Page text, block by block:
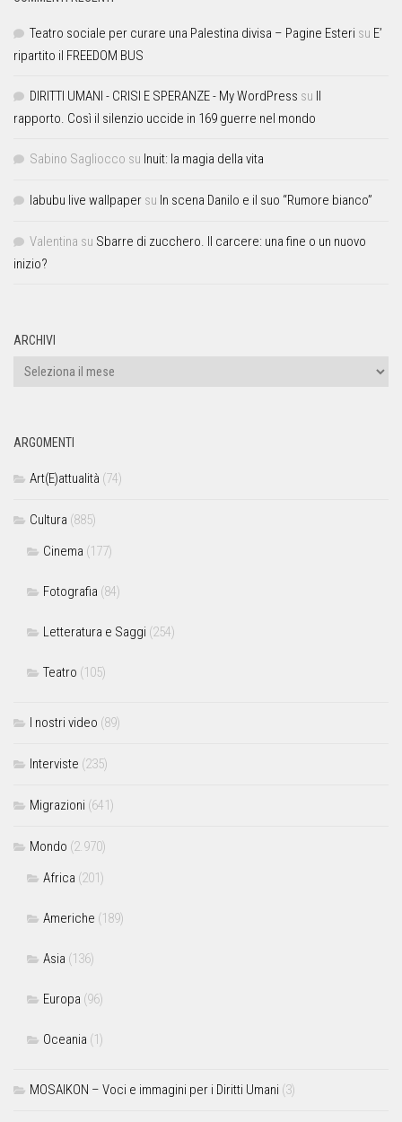
Teatro sociale per curare una Palestina divisa – Pagine Esteri su E’
ripartito il FREEDOM BUS
DIRITTI UMANI - CRISI E SPERANZE - My WordPress su Il
rapporto. Così il silenzio uccide in 169 guerre nel mondo
Sabino Sagliocco su Inuit: la magia della vita
labubu live wallpaper su In scena Danilo e il suo “Rumore bianco”
Valentina su Sbarre di zucchero. Il carcere: una fine o un nuovo
inizio?
ARCHIVI
ARGOMENTI
Art(E)attualità (74)
Cultura (885)
Cinema (177)
Fotografia (84)
Letteratura e Saggi (254)
Teatro (105)
I nostri video (89)
Interviste (235)
Migrazioni (641)
Mondo (2.970)
Africa (201)
Americhe (189)
Asia (136)
Europa (96)
Oceania (1)
MOSAIKON – Voci e immagini per i Diritti Umani (3)